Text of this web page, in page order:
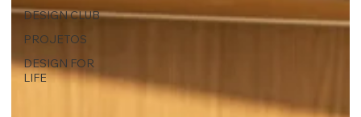
DESIGN CLUB
PROJETOS
DESIGN FOR
LIFE